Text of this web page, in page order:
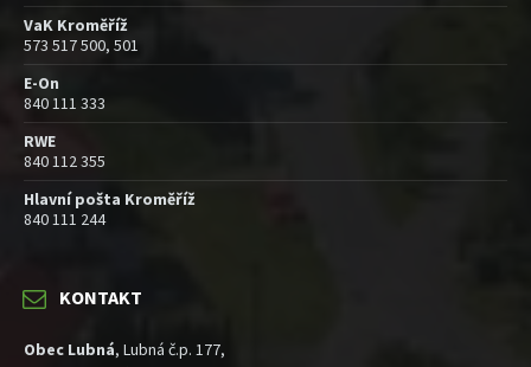
VaK Kroměříž
573 517 500, 501
E-On
840 111 333
RWE
840 112 355
Hlavní pošta Kroměříž
840 111 244
KONTAKT
Obec Lubná, Lubná č.p. 177,